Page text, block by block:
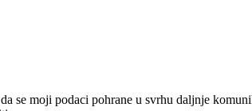
se moji podaci pohrane u svrhu daljnje